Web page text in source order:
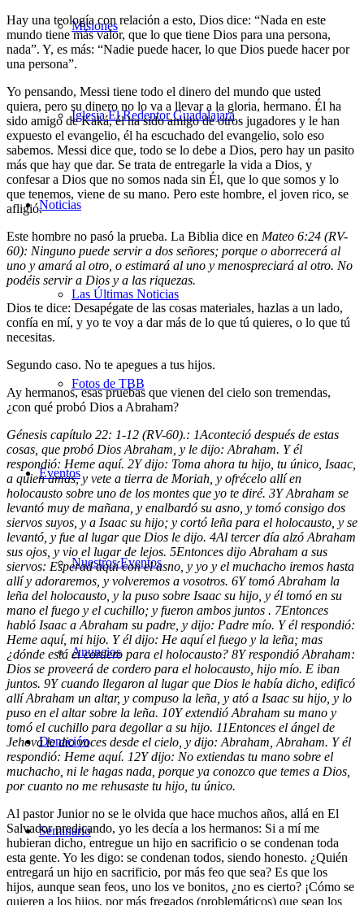
Misiones
Iglesia El Redentor Guadalajara
Noticias
Las Últimas Noticias
Fotos de TBB
Eventos
Nuestros Eventos
Anuncios
Donación
Seminario
Hay una teología con relación a esto, Dios dice: “Nada en este
mundo tiene más valor, que lo que tiene Dios para una persona,
nada”. Y, es más: “Nadie puede hacer, lo que Dios puede hacer por
una persona”.
Yo pensando, Messi tiene todo el dinero del mundo que usted
quiera, pero su dinero no lo va a llevar a la gloria, hermano. Él ha
sido amigo de Kaká, él ha sido amigo de otros jugadores y le han
expuesto el evangelio, él ha escuchado del evangelio, solo eso
sabemos. Messi dice que, todo se lo debe a Dios, pero hay un pasito
más que hay que dar. Se trata de entregarle la vida a Dios, y
confesar a Dios que no somos nada sin Él, que lo que somos y lo
que tenemos, viene de su mano. Pero este hombre, el joven rico, se
afligió.
Este hombre no pasó la prueba. La Biblia dice en Mateo 6:24 (RV-
60): Ninguno puede servir a dos señores; porque o aborrecerá al
uno y amará al otro, o estimará al uno y menospreciará al otro. No
podéis servir a Dios y a las riquezas.
Dios te dice: Desapégate de las cosas materiales, hazlas a un lado,
confía en mí, y yo te voy a dar más de lo que tú quieres, o lo que tú
necesitas.
Segundo caso. No te apegues a tus hijos.
Ay hermanos, esas pruebas que vienen del cielo son tremendas,
¿con qué probó Dios a Abraham?
Génesis capítulo 22: 1-12 (RV-60).: 1Aconteció después de estas
cosas, que probó Dios Abraham, y le dijo: Abraham. Y él
respondió: Heme aquí. 2Y dijo: Toma ahora tu hijo, tu único, Isaac,
a quien amas, y vete a tierra de Moriah, y ofrécelo allí en
holocausto sobre uno de los montes que yo te diré. 3Y Abraham se
levantó muy de mañana, y enalbardó su asno, y tomó consigo dos
siervos suyos, y a Isaac su hijo; y cortó leña para el holocausto, y se
levantó, y fue al lugar que Dios le dijo. 4Al tercer día alzó Abraham
sus ojos, y vio el lugar de lejos. 5Entonces dijo Abraham a sus
siervos: Esperad aquí con el asno, y yo y el muchacho iremos hasta
allí y adoraremos, y volveremos a vosotros. 6Y tomó Abraham la
leña del holocausto, y la puso sobre Isaac su hijo, y él tomó en su
mano el fuego y el cuchillo; y fueron ambos juntos . 7Entonces
habló Isaac a Abraham su padre, y dijo: Padre mío. Y él respondió:
Heme aquí, mi hijo. Y él dijo: He aquí el fuego y la leña; mas
¿dónde está el cordero para el holocausto? 8Y respondió Abraham:
Dios se proveerá de cordero para el holocausto, hijo mío. E iban
juntos. 9Y cuando llegaron al lugar que Dios le había dicho, edificó
allí Abraham un altar, y compuso la leña, y ató a Isaac su hijo, y lo
puso en el altar sobre la leña. 10Y extendió Abraham su mano y
tomó el cuchillo para degollar a su hijo. 11Entonces el ángel de
Jehová le dio voces desde el cielo, y dijo: Abraham, Abraham. Y él
respondió: Heme aquí. 12Y dijo: No extiendas tu mano sobre el
muchacho, ni le hagas nada, porque ya conozco que temes a Dios,
por cuanto no me rehusaste tu hijo, tu único.
Al pastor Junior no se le olvida que hace muchos años, allá en El
Salvador predicando, yo les decía a los hermanos: Si a mí me
hubieran dicho, entregue un hijo en sacrificio o se condenan toda
esta gente. Yo les digo: se condenan todos, siendo honesto. ¿Quién
entregará un hijo en sacrificio, por más feo que sea? Es que los
hijos, aunque sean feos, uno los ve bonitos, ¿no es cierto? ¡Cómo se
quieren a los hijos, por más fregados (problemáticos) que sean los